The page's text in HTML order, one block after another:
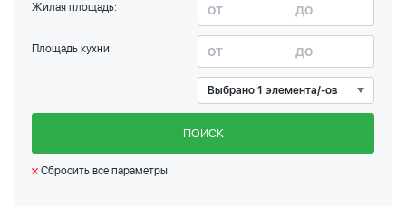
Жилая площадь:
Площадь кухни:
Выбрано 1 элемента/-ов
ПОИСК
Сбросить все параметры